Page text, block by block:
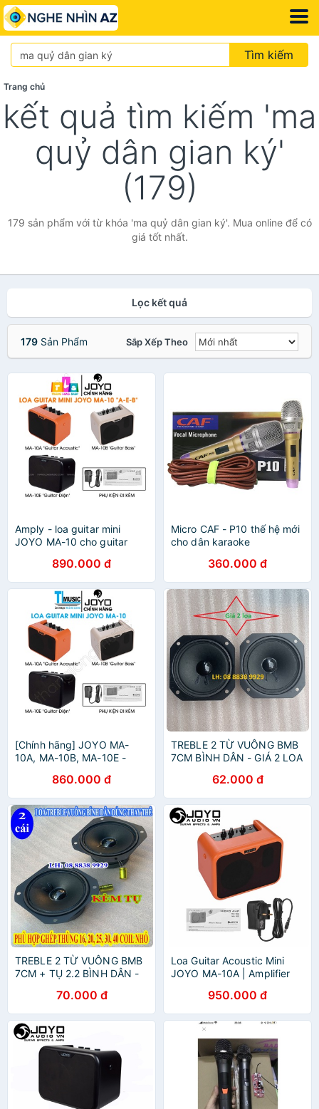
Tìm kiếm
Trang chủ
kết quả tìm kiếm 'ma
quỷ dân gian ký'
(179)
179 sản phẩm với từ khóa 'ma quỷ dân gian ký'. Mua online để có
giá tốt nhất.
Lọc kết quả
179 Sản Phẩm Sắp Xếp Theo
Amply - loa guitar mini
JOYO MA-10 cho guitar
ELECTRIC( MA-10E ) ,
BASS( MA-10B )
890.000 đ
Micro CAF - P10 thế hệ mới
cho dân karaoke
360.000 đ
[Chính hãng] JOYO MA-
10A, MA-10B, MA-10E -
Electric và Bass
860.000 đ
TREBLE 2 TỪ VUÔNG BMB
7CM BÌNH DÂN - GIÁ 2 LOA
62.000 đ
TREBLE 2 TỪ VUÔNG BMB
7CM + TỤ 2.2 BÌNH DÂN -
70.000 đ
Loa Guitar Acoustic Mini
JOYO MA-10A | Amplifier
950.000 đ